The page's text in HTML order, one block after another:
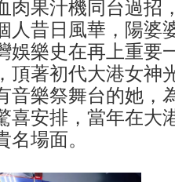
肉果汁機同台過招
人昔日風華，陽婆
娛樂史在再上重要
頂著初代大港女神
音樂祭舞台的她，
喜安排，當年在大
場面。